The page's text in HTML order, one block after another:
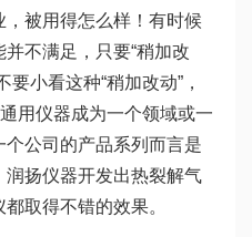
被用得怎么样！有时候
不满足，只要“稍加改
小看这种“稍加改动”，
用仪器成为一个领域或一
公司的产品系列而言是
扬仪器开发出热裂解气
取得不错的效果。